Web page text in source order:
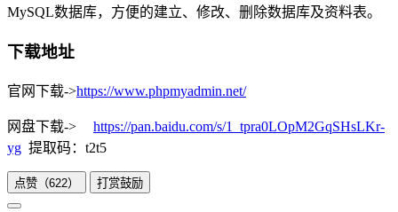
MySQL数据库，方便的建立、修改、删除数据库及资料表。
下载地址
官网下载->https://www.phpmyadmin.net/
网盘下载->
https://pan.baidu.com/s/1_tpra0LOpM2GqSHsLKr-
yg 提取码：t2t5
点赞（622） 打赏鼓励